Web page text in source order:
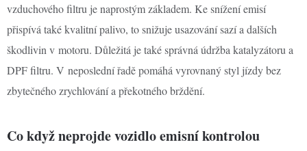
vzduchového filtru je naprostým základem. Ke snížení emisí
přispívá také kvalitní palivo, to snižuje usazování sazí a dalších
škodlivin v motoru. Důležitá je také správná údržba katalyzátoru a
DPF filtru. V neposlední řadě pomáhá vyrovnaný styl jízdy bez
zbytečného zrychlování a překotného brždění.
Co když neprojde vozidlo emisní kontrolou